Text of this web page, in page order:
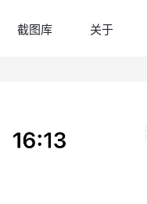
截图库 关于